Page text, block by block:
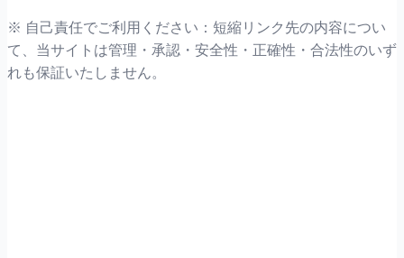
※ 自己責任でご利用ください：短縮リンク先の内容につい
て、当サイトは管理・承認・安全性・正確性・合法性のいず
れも保証いたしません。